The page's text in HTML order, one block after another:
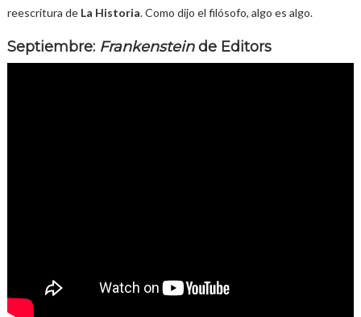
reescritura de La Historia. Como dijo el filósofo, algo es algo.
Septiembre: Frankensteinde Editors